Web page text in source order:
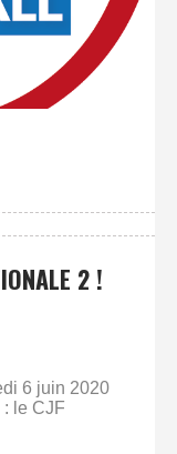
2 !
6 juin 2020
le CJF